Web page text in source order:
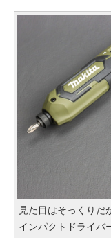
見た目はそっくりだ
インパクトドライバ